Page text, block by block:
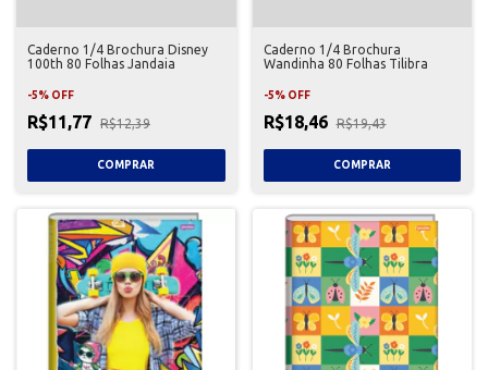
Caderno 1/4 Brochura Disney
100th 80 Folhas Jandaia
-5% OFF
R$11,77 R$12,39
Caderno 1/4 Brochura
Wandinha 80 Folhas Tilibra
-5% OFF
R$18,46 R$19,43